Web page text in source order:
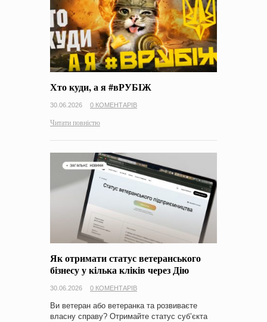
Хто куди, а я #вРУБІЖ
30.06.2026 0 КОМЕНТАРІВ
Читати повністю
Як отримати статус ветеранського
бізнесу у кілька кліків через Дію
30.06.2026 0 КОМЕНТАРІВ
Ви ветеран або ветеранка та розвиваєте
власну справу? Отримайте статус суб’єкта